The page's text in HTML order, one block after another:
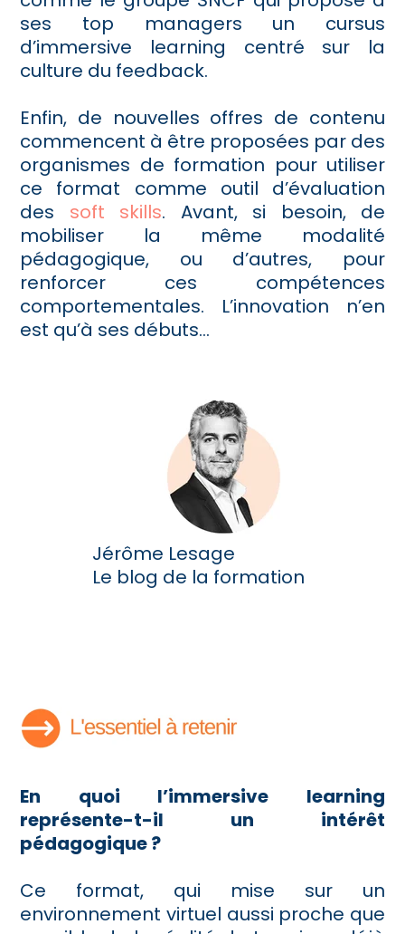
ses top managers un cursus
d’immersive learning centré sur la
culture du feedback.
Enfin, de nouvelles offres de contenu
commencent à être proposées par des
organismes de formation pour utiliser
ce format comme outil d’évaluation
des soft skills. Avant, si besoin, de
mobiliser la même modalité
pédagogique, ou d’autres, pour
renforcer ces compétences
comportementales. L’innovation n’en
est qu’à ses débuts…
Jérôme Lesage
Le blog de la formation
En quoi l’immersive learning
représente-t-il un intérêt
pédagogique ?
Ce format, qui mise sur un
environnement virtuel aussi proche que